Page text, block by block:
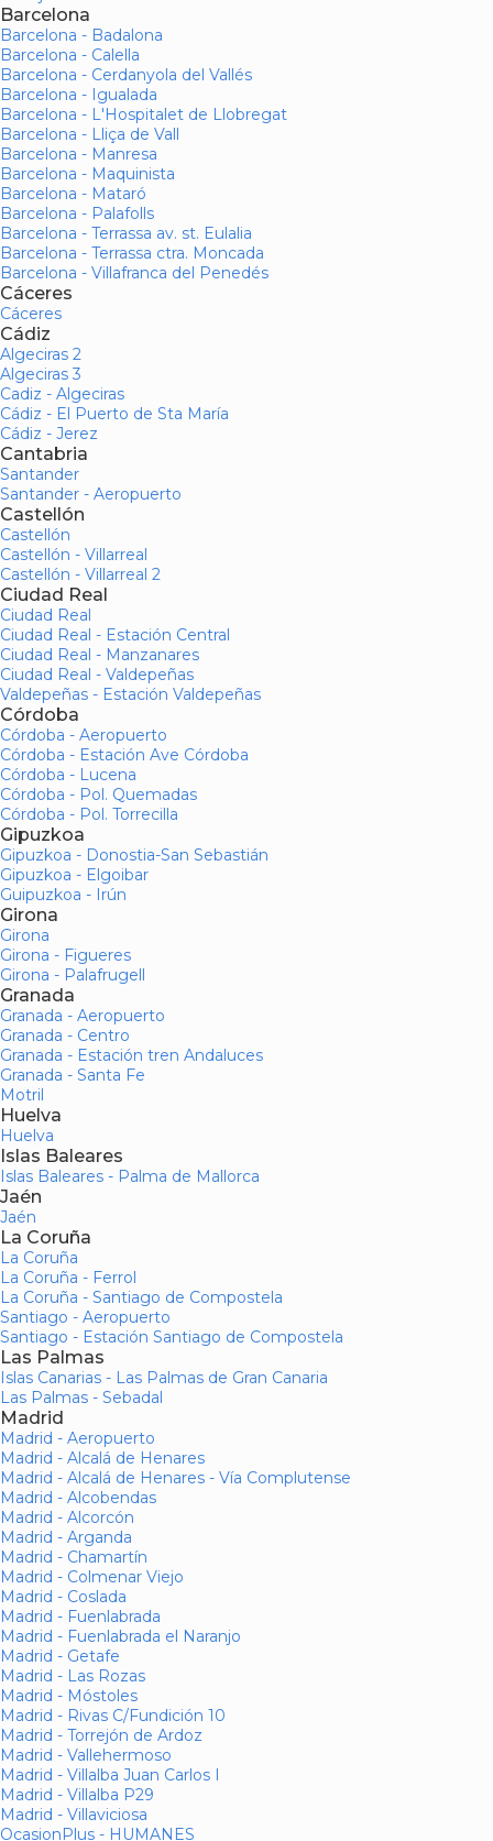
Barcelona
Barcelona - Badalona
Barcelona - Calella
Barcelona - Cerdanyola del Vallés
Barcelona - Igualada
Barcelona - L'Hospitalet de Llobregat
Barcelona - Lliça de Vall
Barcelona - Manresa
Barcelona - Maquinista
Barcelona - Mataró
Barcelona - Palafolls
Barcelona - Terrassa av. st. Eulalia
Barcelona - Terrassa ctra. Moncada
Barcelona - Villafranca del Penedés
Cáceres
Cáceres
Cádiz
Algeciras 2
Algeciras 3
Cadiz - Algeciras
Cádiz - El Puerto de Sta María
Cádiz - Jerez
Cantabria
Santander
Santander - Aeropuerto
Castellón
Castellón
Castellón - Villarreal
Castellón - Villarreal 2
Ciudad Real
Ciudad Real
Ciudad Real - Estación Central
Ciudad Real - Manzanares
Ciudad Real - Valdepeñas
Valdepeñas - Estación Valdepeñas
Córdoba
Córdoba - Aeropuerto
Córdoba - Estación Ave Córdoba
Córdoba - Lucena
Córdoba - Pol. Quemadas
Córdoba - Pol. Torrecilla
Gipuzkoa
Gipuzkoa - Donostia-San Sebastián
Gipuzkoa - Elgoibar
Guipuzkoa - Irún
Girona
Girona
Girona - Figueres
Girona - Palafrugell
Granada
Granada - Aeropuerto
Granada - Centro
Granada - Estación tren Andaluces
Granada - Santa Fe
Motril
Huelva
Huelva
Islas Baleares
Islas Baleares - Palma de Mallorca
Jaén
Jaén
La Coruña
La Coruña
La Coruña - Ferrol
La Coruña - Santiago de Compostela
Santiago - Aeropuerto
Santiago - Estación Santiago de Compostela
Las Palmas
Islas Canarias - Las Palmas de Gran Canaria
Las Palmas - Sebadal
Madrid
Madrid - Aeropuerto
Madrid - Alcalá de Henares
Madrid - Alcalá de Henares - Vía Complutense
Madrid - Alcobendas
Madrid - Alcorcón
Madrid - Arganda
Madrid - Chamartín
Madrid - Colmenar Viejo
Madrid - Coslada
Madrid - Fuenlabrada
Madrid - Fuenlabrada el Naranjo
Madrid - Getafe
Madrid - Las Rozas
Madrid - Móstoles
Madrid - Rivas C/Fundición 10
Madrid - Torrejón de Ardoz
Madrid - Vallehermoso
Madrid - Villalba Juan Carlos I
Madrid - Villalba P29
Madrid - Villaviciosa
OcasionPlus - HUMANES